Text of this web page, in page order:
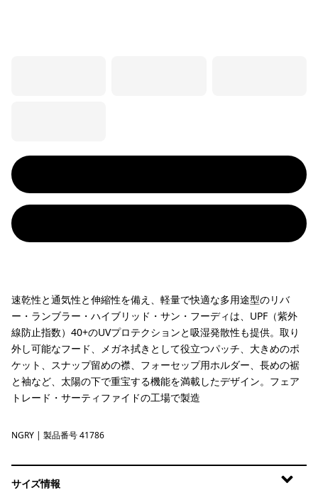
速乾性と通気性と伸縮性を備え、軽量で快適な多用途型のリバ
ー・ランブラー・ハイブリッド・サン・フーディは、UPF（紫外
線防止指数）40+のUVプロテクションと吸湿発散性も提供。取り
外し可能なフード、メガネ拭きとして役立つパッチ、大きめのポ
ケット、スナップ留めの襟、フォーセップ用ホルダー、長めの裾
と袖など、太陽の下で重宝する機能を満載したデザイン。フェア
トレード・サーティファイドの工場で製造
Noble Grey
NGRY | 製品番号 41786
サイズ情報